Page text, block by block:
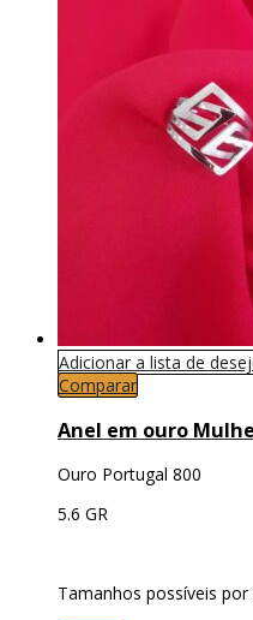
Adicionar a lista de
Comparar
Anel em ouro
Ouro Portugal 800
5.6 GR
Tamanhos possíveis